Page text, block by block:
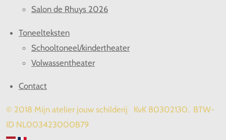
Salon de Rhuys 2026
Toneelteksten
Schooltoneel/kindertheater
Volwassentheater
Contact
© 2018 Mijn atelier jouw schilderij KvK 80302130. BTW-
ID NL003423000B79